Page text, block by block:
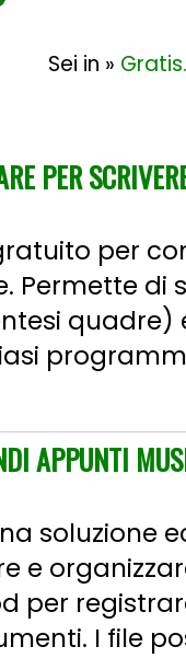
Sei in »
PER
per
Permette
quadre)
APPUNTI
soluzione
e
per
I file